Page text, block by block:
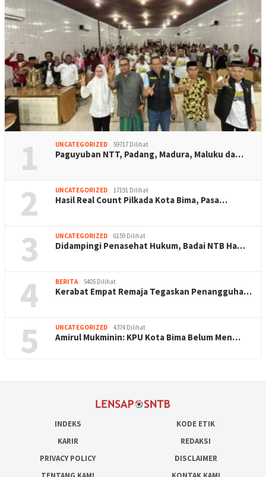
1 UNCATEGORIZED 59717 Dilihat
Paguyuban NTT, Padang, Madura, Maluku da…
2 UNCATEGORIZED 17191 Dilihat
Hasil Real Count Pilkada Kota Bima, Pasa…
3 UNCATEGORIZED 6159 Dilihat
Didampingi Penasehat Hukum, Badai NTB Ha…
4 BERITA 5405 Dilihat
Kerabat Empat Remaja Tegaskan Penangguha…
5 UNCATEGORIZED 4374 Dilihat
Amirul Mukminin: KPU Kota Bima Belum Men…
INDEKS
KODE ETIK
KARIR
REDAKSI
PRIVACY POLICY
DISCLAIMER